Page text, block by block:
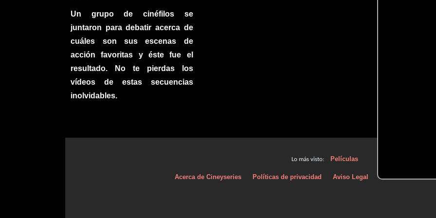
Un grupo de cinéfilos se
juntaron para debatir acerca de
cuáles son sus escenas de
acción favoritas y éste fue el
resultado. No te pierdas los
vídeos de estas secuencias
inolvidables.
Lo más visto: Películas
Acerca de Cineyseries Políticas de privacidad Aviso Legal Políticas de